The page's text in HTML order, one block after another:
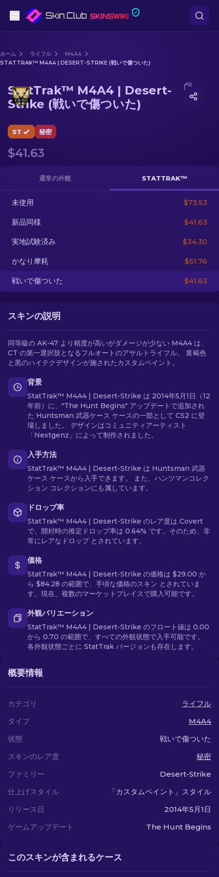
中級
ライフル
ナイフ
JA
ホーム ライフル
M4A4
STATTRAK™ M4A4 | DESERT-STRIKE (戦いで傷ついた)
Media of StatTrak™ M4A4 | Desert-Strike (戦いで傷つ
StatTrak™ M4A4 | Desert-
Strike (戦いで傷ついた)
ST 秘密
$41.63
通常の外観 STATTRAK™
未使用 $73.53
新品同様 $41.63
実地試験済み $34.30
かなり摩耗 $51.76
戦いで傷ついた $41.63
スキンの説明
同等級の AK-47 より精度が高いがダメージが少ない M4A4 は、
CT の第一選択肢となるフルオートのアサルトライフル。 黄褐色
と黒のハイテクデザインが施されたカスタムペイント。
背景
StatTrak™ M4A4 | Desert-Strike は 2014年5月1日（12
年前）に、"The Hunt Begins" アップデートで追加され
た Huntsman 武器ケース ケースの一部として CS2 に登
場しました。 デザインはコミュニティアーティスト
「Nextgenz」によって制作されました。
入手方法
StatTrak™ M4A4 | Desert-Strike は Huntsman 武器
ケース ケースから入手できます。 また、ハンツマンコレク
ション コレクションにも属しています。
ドロップ率
StatTrak™ M4A4 | Desert-Strike のレア度は Covert
で、開封時の推定ドロップ率は 0.64% です。そのため、非
常にレアなドロップ とされています。
価格
StatTrak™ M4A4 | Desert-Strike の価格は $29.00 か
ら $84.28 の範囲で、手頃な価格のスキン とされていま
す。現在、複数のマーケットプレイスで購入可能です。
外観バリエーション
StatTrak™ M4A4 | Desert-Strike のフロート値は 0.00
から 0.70 の範囲で、すべての外観状態で入手可能です。
各外観状態ごとに StatTrak バージョンも存在します。
概要情報
カテゴリ
ライフル
タイプ
M4A4
状態
戦いで傷ついた
スキンのレア度
秘密
ファミリー
Desert-Strike
仕上げスタイル
「カスタムペイント」スタイル
リリース日
2014年5月1日
ゲームアップデート
The Hunt Begins
このスキンが含まれるケース